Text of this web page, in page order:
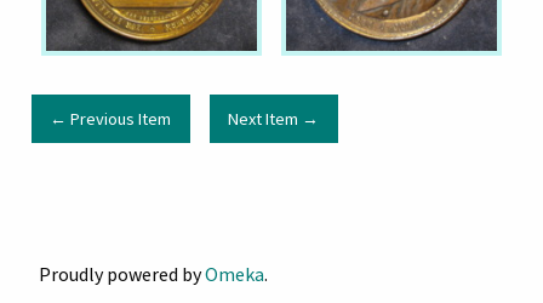
← Previous Item Next Item →
Proudly powered byOmeka.